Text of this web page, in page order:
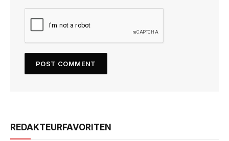
REDAKTEURFAVORITEN